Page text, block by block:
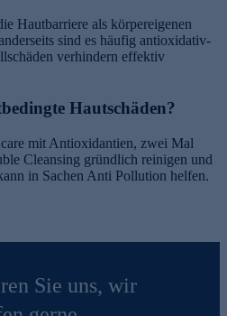
Hautbarriere als körpereigenen
sind es häufig antioxidativ-
verhindern effektiv
Hautschäden?
mit Antioxidantien, zwei Mal
Cleansing gründlich reinigen und
in Sachen Anti Pollution helfen.
Sie uns, wir